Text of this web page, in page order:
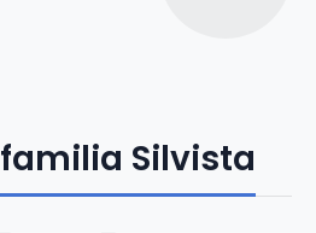
Silvista